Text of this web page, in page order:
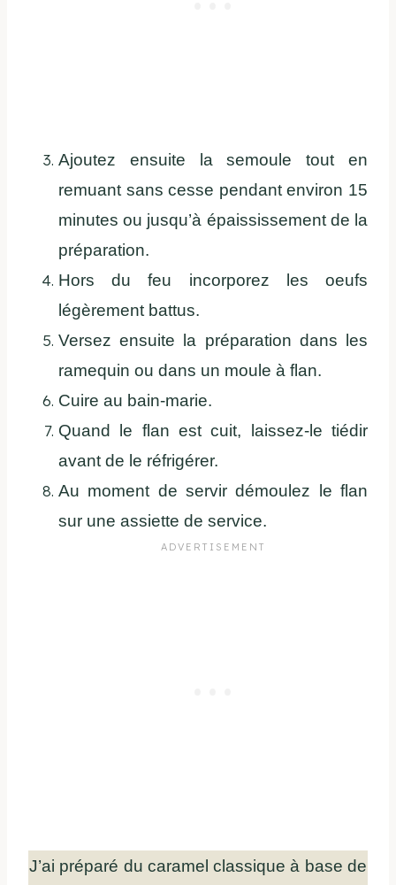
Ajoutez ensuite la semoule tout en
remuant sans cesse pendant environ 15
minutes ou jusqu’à épaississement de la
préparation.
Hors du feu incorporez les oeufs
légèrement battus.
Versez ensuite la préparation dans les
ramequin ou dans un moule à flan.
Cuire au bain-marie.
Quand le flan est cuit, laissez-le tiédir
avant de le réfrigérer.
Au moment de servir démoulez le flan
sur une assiette de service.
J’ai préparé du caramel classique à base de